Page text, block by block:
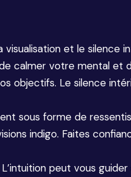
et le silence
calmer votre mental et
objectifs. Le silence
sous forme de
indigo. Faites
peut vous